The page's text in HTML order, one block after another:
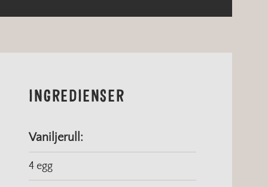
INGREDIENSER
Vaniljerull:
4 egg